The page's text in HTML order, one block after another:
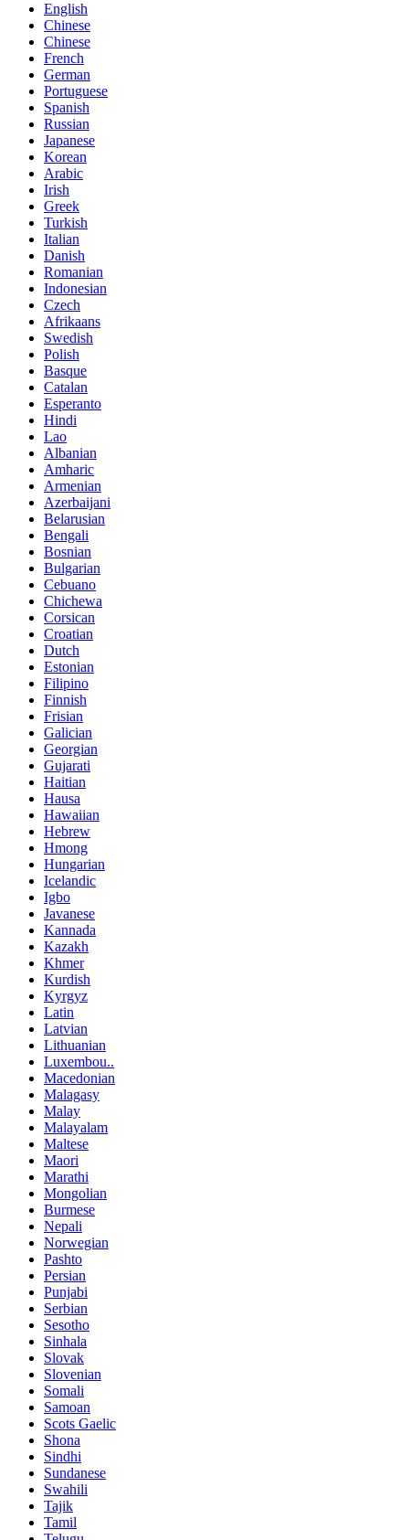
English
Chinese
Chinese
French
German
Portuguese
Spanish
Russian
Japanese
Korean
Arabic
Irish
Greek
Turkish
Italian
Danish
Romanian
Indonesian
Czech
Afrikaans
Swedish
Polish
Basque
Catalan
Esperanto
Hindi
Lao
Albanian
Amharic
Armenian
Azerbaijani
Belarusian
Bengali
Bosnian
Bulgarian
Cebuano
Chichewa
Corsican
Croatian
Dutch
Estonian
Filipino
Finnish
Frisian
Galician
Georgian
Gujarati
Haitian
Hausa
Hawaiian
Hebrew
Hmong
Hungarian
Icelandic
Igbo
Javanese
Kannada
Kazakh
Khmer
Kurdish
Kyrgyz
Latin
Latvian
Lithuanian
Luxembou..
Macedonian
Malagasy
Malay
Malayalam
Maltese
Maori
Marathi
Mongolian
Burmese
Nepali
Norwegian
Pashto
Persian
Punjabi
Serbian
Sesotho
Sinhala
Slovak
Slovenian
Somali
Samoan
Scots Gaelic
Shona
Sindhi
Sundanese
Swahili
Tajik
Tamil